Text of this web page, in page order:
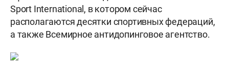
Sport International, в котором сейчас
располагаются десятки спортивных федераций,
а также Всемирное антидопинговое агентство.